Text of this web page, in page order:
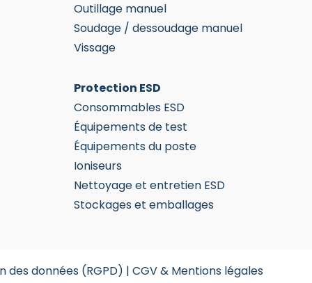
Outillage manuel
Soudage / dessoudage manuel
Vissage
Protection ESD
Consommables ESD
Équipements de test
Équipements du poste
Ioniseurs
Nettoyage et entretien ESD
Stockages et emballages
des données (RGPD) | CGV & Mentions légales